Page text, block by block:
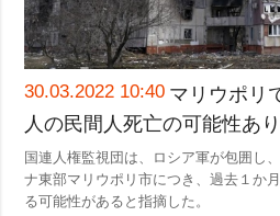
社会・文化
スポーツ
犯罪
事故・緊急事態
追加
特集
30.03.2022 10:40 マリウポリ
人の民間人死亡の可能性あ
国連人権監視団は、ロシア軍が包囲し
ナ東部マリウポリ市につき、過去１か
る可能性があると指摘した。